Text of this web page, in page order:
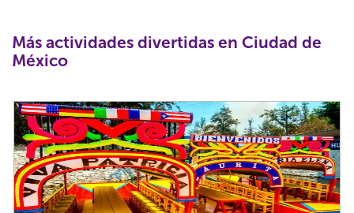
Más actividades divertidas en Ciudad de
México